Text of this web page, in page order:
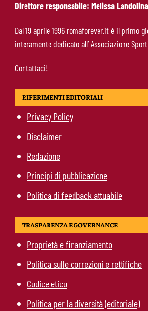
Brighton-Roma,
Pellegrini fa le visite e
Direttore responsabile: Melissa Landolina
Dal 19 aprile 1996 romaforever.it è il primo
interamente dedicato all’ Associazione
Contattaci!
RIFERIMENTI EDITORIALI
Privacy Policy
Disclaimer
Redazione
Principi di pubblicazione
Politica di feedback attuabile
TRASPARENZA E GOVERNANCE
Proprietà e finanziamento
Politica sulle correzioni e rettifiche
Codice etico
Politica per la diversità (editoriale)